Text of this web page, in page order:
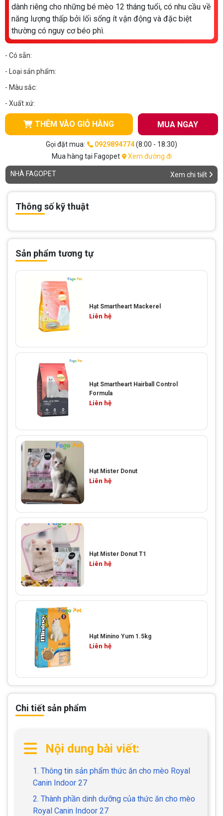
Chính sách mua hàng Chính sách vận chuyển
Chính sách bảo hành
LIÊN HỆ
0929894774
dành riêng cho những bé mèo 12 tháng tuổi, có nhu cầu về
năng lượng thấp bởi lối sống ít vận động và đặc biệt
thường có nguy cơ béo phì.
- Có sẵn:
- Loại sản phẩm:
- Màu sắc:
- Xuất xứ:
THÊM VÀO GIỎ HÀNG MUA NGAY
Gọi đặt mua: 0929894774(8:00 - 18:30)
Mua hàng tại Fagopet
Xem đường đi
NHÀ FAGOPET Xem chi tiết
Chi tiết sản phẩm
Nội dung bài viết:
1. Thông tin sản phẩm thức ăn cho mèo Royal
Canin Indoor 27
2. Thành phần dinh dưỡng của thức ăn cho mèo
Royal Canin Indoor 27
Thông số kỹ thuật
Sản phẩm tương tự
Hạt Smartheart Mackerel
Liên hệ
Hạt Smartheart Hairball Control
Formula
Liên hệ
Hạt Mister Donut
Liên hệ
Hạt Mister Donut T1
Liên hệ
Hạt Minino Yum 1.5kg
Liên hệ